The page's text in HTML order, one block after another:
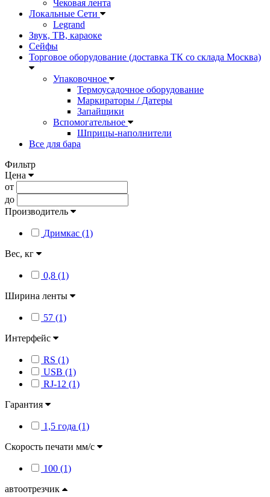
Чековая лента
Локальные Сети
Legrand
Звук, ТВ, караоке
Сейфы
Торговое оборудование (доставка ТК со склада Москва)
Упаковочное
Термоусадочное оборудование
Маркираторы / Датеры
Запайщики
Вспомогательное
Шприцы-наполнители
Все для бара
Фильтр
Цена
от
до
Производитель
Дримкас (1)
Вес, кг
0,8 (1)
Ширина ленты
57 (1)
Интерфейс
RS (1)
USB (1)
RJ-12 (1)
Гарантия
1,5 года (1)
Скорость печати мм/с
100 (1)
автоотрезчик